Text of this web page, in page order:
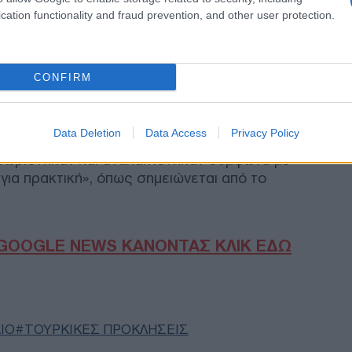
functionality and fraud prevention, and other user protection.
CONFIRM
Data Deletion Data Access Privacy Policy
οι 2 σημειώθηκαν από τα F-16, άλλες
1 από το ελικόπτερο, ενώ από τις 9
από τα F-16 και 4 από to ATR-72.
αεροσκάφη της ελληνικής
και αναχαιτίστηκαν σύμφωνα με
πρακτική», όπως σημειώνεται από το
NEWS ΚΑΝΟΝΤΑΣ ΚΛΙΚ ΕΔΩ
ΤΟΥΡΚΙΚΕΣ ΠΡΟΚΛΗΣΕΙΣ